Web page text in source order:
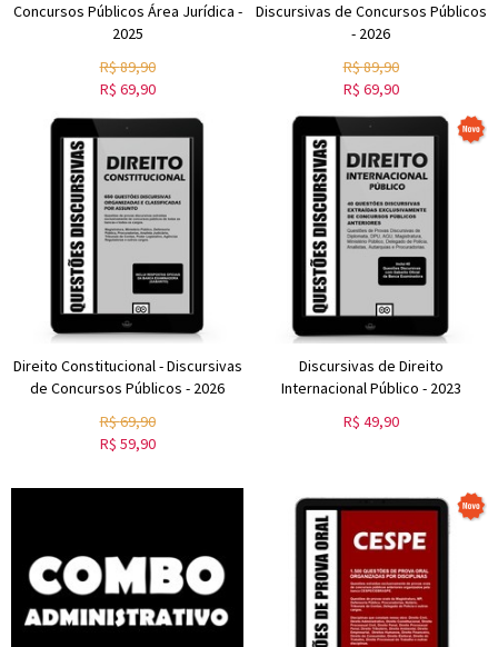
Concursos Públicos Área Jurídica -
2025
R$89,90
R$ 69,90
Discursivas de Concursos Públicos
- 2026
R$89,90
R$ 69,90
Direito Constitucional - Discursivas
de Concursos Públicos - 2026
R$69,90
R$ 59,90
Discursivas de Direito
Internacional Público - 2023
R$ 49,90